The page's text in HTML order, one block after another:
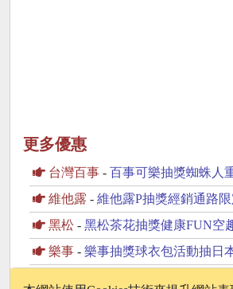
更多優惠
台灣百事 - 百事可樂抽獎蜘蛛人重生日英
維他露 - 維他露P抽獎經銷通路限定70周年
黑松 - 黑松茶花抽獎健康FUN空
樂事 - 樂事抽獎球衣包活動抽日